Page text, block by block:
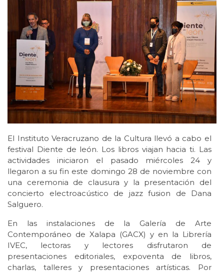
El Instituto Veracruzano de la Cultura llevó a cabo el
festival Diente de león. Los libros viajan hacia ti. Las
actividades iniciaron el pasado miércoles 24 y
llegaron a su fin este domingo 28 de noviembre con
una ceremonia de clausura y la presentación del
concierto electroacústico de jazz fusion de Dana
Salguero.
En las instalaciones de la Galería de Arte
Contemporáneo de Xalapa (GACX) y en la Librería
IVEC, lectoras y lectores disfrutaron de
presentaciones editoriales, expoventa de libros,
charlas, talleres y presentaciones artísticas. Por